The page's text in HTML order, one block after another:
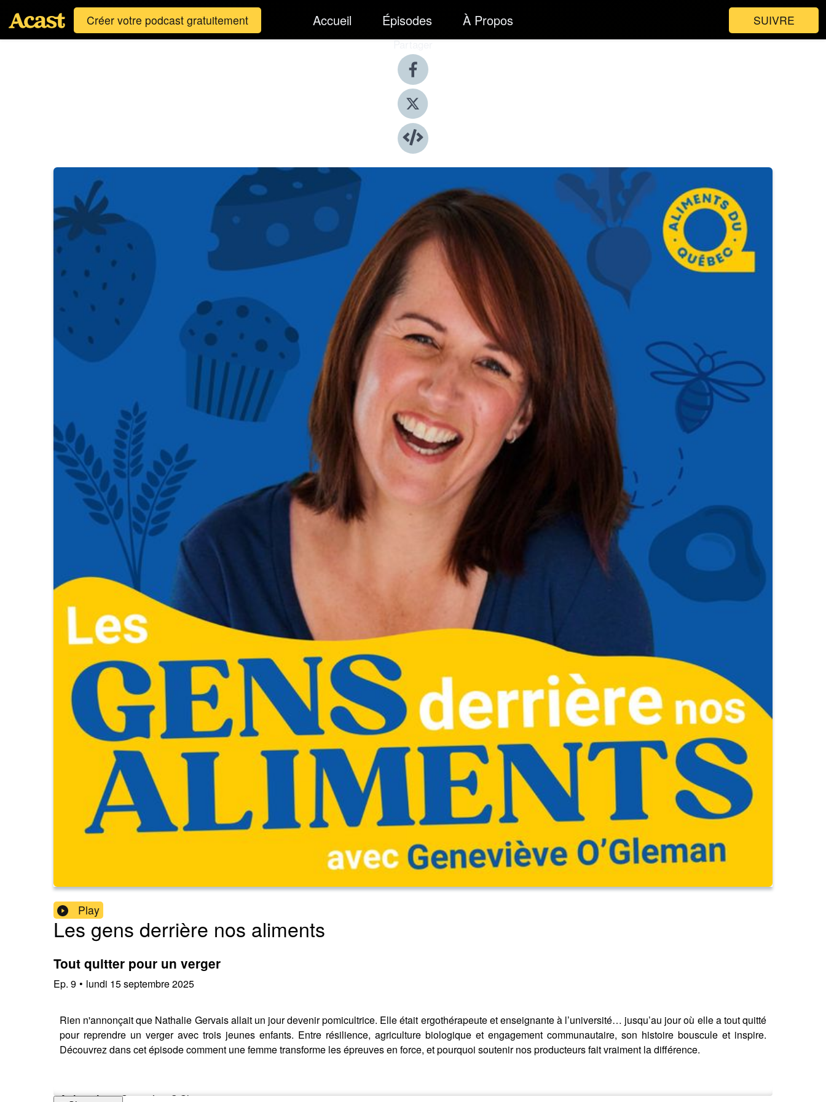
Créer votre podcast gratuitement Accueil Épisodes À Propos SUIVRE
Partager
Play
Les gens derrière nos aliments
Tout quitter pour un verger
Ep. 9 • lundi 15 septembre 2025
Rien n'annonçait que Nathalie Gervais allait un jour devenir pomicultrice. Elle était ergothérapeute et enseignante à l’université… jusqu’au jour où elle a tout quitté
pour reprendre un verger avec trois jeunes enfants. Entre résilience, agriculture biologique et engagement communautaire, son histoire bouscule et inspire.
Découvrez dans cet épisode comment une femme transforme les épreuves en force, et pourquoi soutenir nos producteurs fait vraiment la différence.
Animatrice– Geneviève O'Gleman